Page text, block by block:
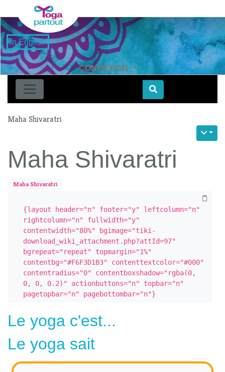
in English
CONNEXION
Find
Maha Shivaratri
Maha Shivaratri
Maha Shivaratri
{layout header="n" footer="y" leftcolumn="n"
rightcolumn="n" fullwidth="y"
contentwidth="80%" bgimage="tiki-
download_wiki_attachment.php?attId=97"
bgrepeat="repeat" topmargin="1%"
contentbg="#F6F3D1B3" contenttextcolor="#000"
contentradius="0" contentboxshadow="rgba(0,
0, 0, 0.2)" actionbuttons="n" topbar="n"
pagetopbar="n" pagebottombar="n"}
Le yoga c'est...
Le yoga sait